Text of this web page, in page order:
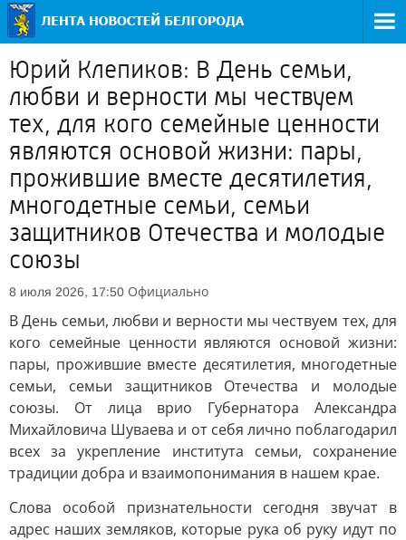
Юрий Клепиков: В День семьи,
любви и верности мы чествуем
тех, для кого семейные ценности
являются основой жизни: пары,
прожившие вместе десятилетия,
многодетные семьи, семьи
защитников Отечества и молодые
союзы
8 июля 2026, 17:50 Официально
В День семьи, любви и верности мы чествуем тех, для
кого семейные ценности являются основой жизни:
пары, прожившие вместе десятилетия, многодетные
семьи, семьи защитников Отечества и молодые
союзы. От лица врио Губернатора Александра
Михайловича Шуваева и от себя лично поблагодарил
всех за укрепление института семьи, сохранение
традиции добра и взаимопонимания в нашем крае.
Слова особой признательности сегодня звучат в
адрес наших земляков, которые рука об руку идут по